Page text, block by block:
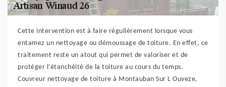
Cette intervention est à faire régulièrement lorsque vous
entamez un nettoyage ou démoussage de toiture. En effet, ce
traitement reste un atout qui permet de valoriser et de
protéger l’étanchéité de la toiture au cours du temps.
Couvreur nettoyage de toiture à Montauban Sur L Ouveze,